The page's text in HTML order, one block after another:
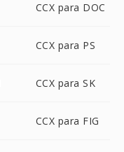
CCX para DOC
CCX para PS
CCX para SK
CCX para FIG